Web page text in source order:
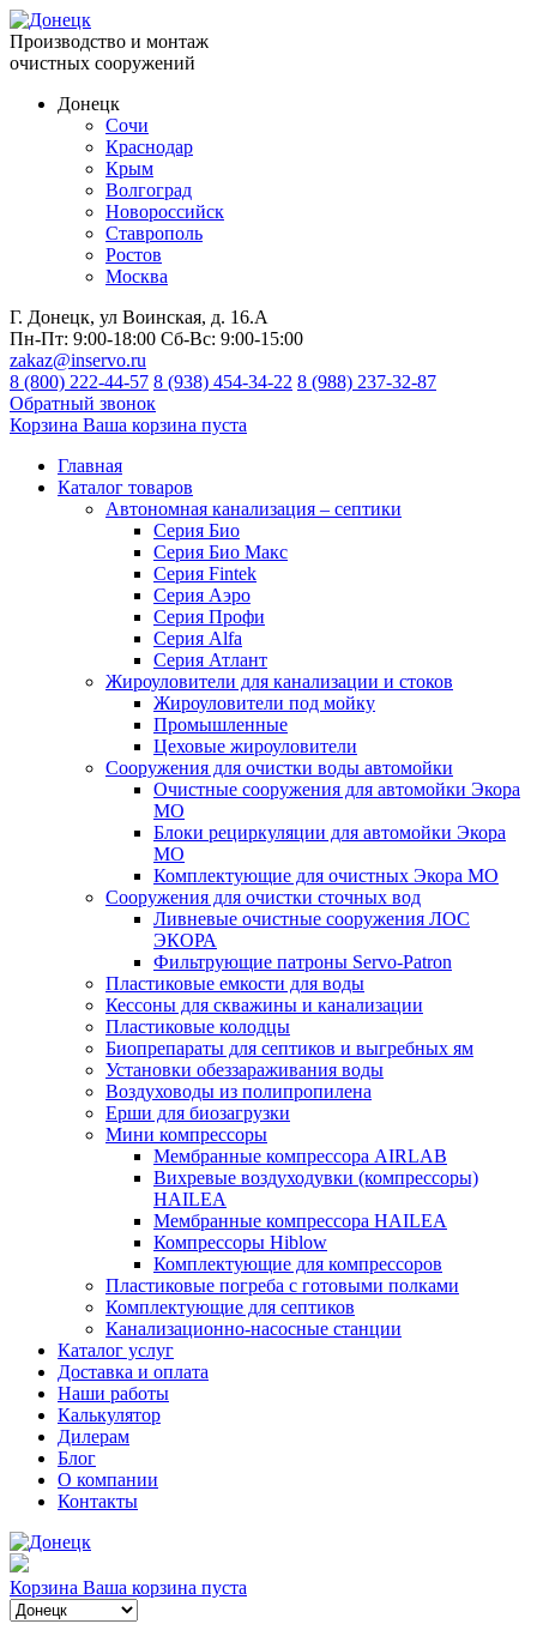
Производство и монтаж
очистных сооружений
Донецк
Сочи
Краснодар
Крым
Волгоград
Новороссийск
Ставрополь
Ростов
Москва
Г. Донецк, ул Воинская, д. 16.А
Пн-Пт: 9:00-18:00 Сб-Вс: 9:00-15:00
zakaz@inservo.ru
8 (800) 222-44-57 8 (938) 454-34-22 8 (988) 237-32-87
Обратный звонок
Корзина Ваша корзина пуста
Главная
Каталог товаров
Автономная канализация – септики
Серия Био
Серия Био Макс
Серия Fintek
Серия Аэро
Серия Профи
Серия Alfa
Серия Атлант
Жироуловители для канализации и стоков
Жироуловители под мойку
Промышленные
Цеховые жироуловители
Сооружения для очистки воды автомойки
Очистные сооружения для автомойки Экора
МО
Блоки рециркуляции для автомойки Экора
МО
Комплектующие для очистных Экора МО
Сооружения для очистки сточных вод
Ливневые очистные сооружения ЛОС
ЭКОРА
Фильтрующие патроны Servo-Patron
Пластиковые емкости для воды
Кессоны для скважины и канализации
Пластиковые колодцы
Биопрепараты для септиков и выгребных ям
Установки обеззараживания воды
Воздуховоды из полипропилена
Ерши для биозагрузки
Мини компрессоры
Мембранные компрессора AIRLAB
Вихревые воздуходувки (компрессоры)
HAILEA
Мембранные компрессора HAILEA
Компрессоры Hiblow
Комплектующие для компрессоров
Пластиковые погреба с готовыми полками
Комплектующие для септиков
Канализационно-насосные станции
Каталог услуг
Доставка и оплата
Наши работы
Калькулятор
Дилерам
Блог
О компании
Контакты
Корзина Ваша корзина пуста